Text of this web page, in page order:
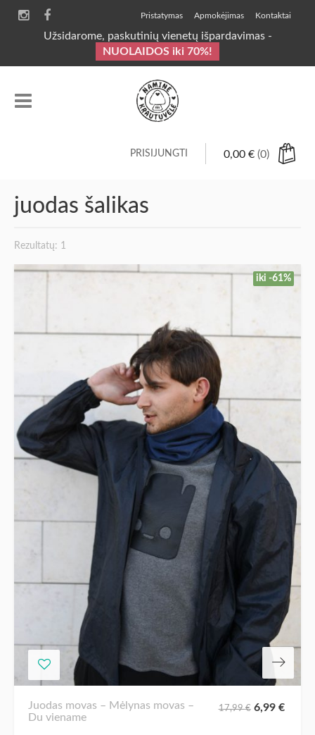
Pristatymas Apmokėjimas Kontaktai
Užsidarome, paskutinių vienetų išpardavimas -
NUOLAIDOS iki 70%!
0,00 € (0)
PRISIJUNGTI
juodas šalikas
Rezultatų: 1
iki -61%
Juodas movas – Mėlynas movas –
Du viename
17,99€ 6,99 €